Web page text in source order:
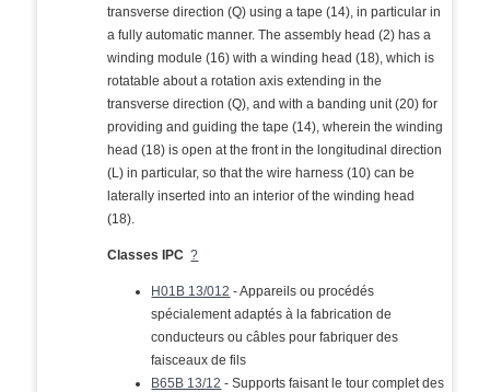
transverse direction (Q) using a tape (14), in particular in
a fully automatic manner. The assembly head (2) has a
winding module (16) with a winding head (18), which is
rotatable about a rotation axis extending in the
transverse direction (Q), and with a banding unit (20) for
providing and guiding the tape (14), wherein the winding
head (18) is open at the front in the longitudinal direction
(L) in particular, so that the wire harness (10) can be
laterally inserted into an interior of the winding head
(18).
Classes IPC ?
H01B 13/012 - Appareils ou procédés
spécialement adaptés à la fabrication de
conducteurs ou câbles pour fabriquer des
faisceaux de fils
B65B 13/12 - Supports faisant le tour complet des